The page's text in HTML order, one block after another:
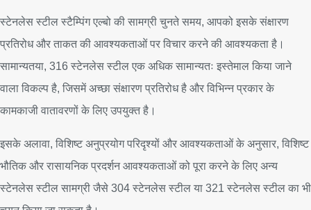
स्टेनलेस स्टील स्टैम्पिंग एल्बो की सामग्री चुनते समय, आपको इसके संक्षारण
प्रतिरोध और ताकत की आवश्यकताओं पर विचार करने की आवश्यकता है।
सामान्यतया, 316 स्टेनलेस स्टील एक अधिक सामान्यतः इस्तेमाल किया जाने
वाला विकल्प है, जिसमें अच्छा संक्षारण प्रतिरोध है और विभिन्न प्रकार के
कामकाजी वातावरणों के लिए उपयुक्त है।
इसके अलावा, विशिष्ट अनुप्रयोग परिदृश्यों और आवश्यकताओं के अनुसार, विशिष्ट
भौतिक और रासायनिक प्रदर्शन आवश्यकताओं को पूरा करने के लिए अन्य
स्टेनलेस स्टील सामग्री जैसे 304 स्टेनलेस स्टील या 321 स्टेनलेस स्टील का भी